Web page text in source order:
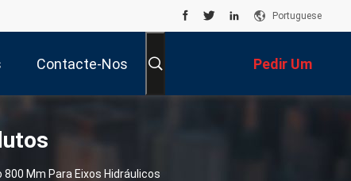
Portuguese
Contacte-Nos Pedir Um
Orçamento
Mm Para Eixos Hidráulicos